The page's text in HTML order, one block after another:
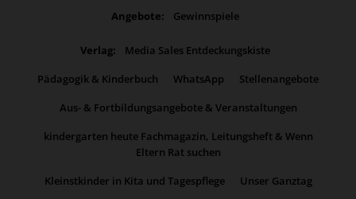
Angebote: Gewinnspiele
Verlag:
Media Sales Entdeckungskiste
Pädagogik & Kinderbuch
WhatsApp
Stellenangebote
Aus- & Fortbildungsangebote & Veranstaltungen
kindergarten heute Fachmagazin, Leitungsheft & Wenn
Eltern Rat suchen
Kleinstkinder in Kita und Tagespflege
Unser Ganztag